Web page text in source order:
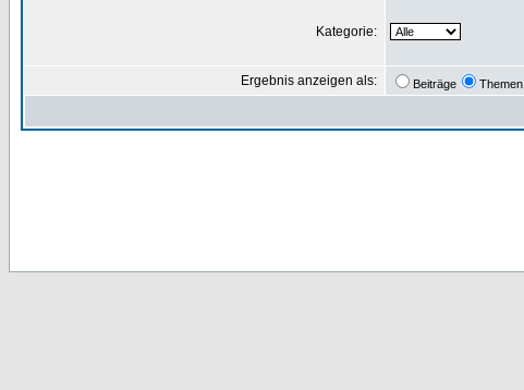
Kategorie:
Ergebnis anzeigen als: Beiträge Themen